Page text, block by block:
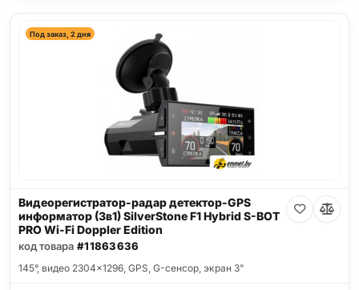
Под заказ, 2 дня
Видеорегистратор-радар детектор-GPS
информатор (3в1) SilverStone F1 Hybrid S-BOT
PRO Wi-Fi Doppler Edition
код товара #11863636
145°, видео 2304x1296, GPS, G-сенсор, экран 3"